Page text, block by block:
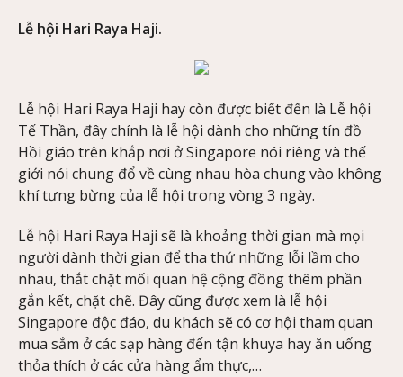
Lễ hội Hari Raya Haji.
Lễ hội Hari Raya Haji hay còn được biết đến là Lễ hội
Tế Thần, đây chính là lễ hội dành cho những tín đồ
Hồi giáo trên khắp nơi ở Singapore nói riêng và thế
giới nói chung đổ về cùng nhau hòa chung vào không
khí tưng bừng của lễ hội trong vòng 3 ngày.
Lễ hội Hari Raya Haji sẽ là khoảng thời gian mà mọi
người dành thời gian để tha thứ những lỗi lầm cho
nhau, thắt chặt mối quan hệ cộng đồng thêm phần
gắn kết, chặt chẽ. Đây cũng được xem là lễ hội
Singapore độc đáo, du khách sẽ có cơ hội tham quan
mua sắm ở các sạp hàng đến tận khuya hay ăn uống
thỏa thích ở các cửa hàng ẩm thực,…